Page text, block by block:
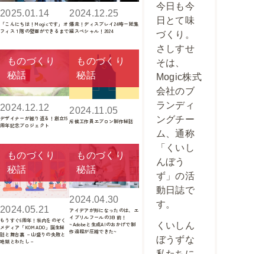
2025.01.14
「こんにちは！Mogicです」オ
フィス１階の壁画ができるまで
2024.12.25
爆走！ディスプレイ24時ー総集
編スペシャル！2024
ものづくり
秘話
2024.12.12
デザイナーが振り返る！創立15
周年記念プロジェクト
ものづくり
秘話
2024.11.05
斥候工作員エプロン制作秘話
ものづくり
秘話
2024.05.21
もうすぐ6周年！社内をのぞく
メディア「KOMADO」誕生秘
話と舞台裏 －山盛りの失敗と
地獄とわたし－
ものづくり
秘話
2024.04.30
アイデアが形になったのは、エ
イプリルフールの3日前！
~Adobeと生成AIのおかげで制
作過程が圧縮できた~
今日も今
日とて味
づくり。
さしすせ
そは、
Mogic株式
会社のブ
ランディ
ングチー
ム、通称
「くいし
んぼう
ず」の活
動日誌で
す。
くいしん
ぼうずな